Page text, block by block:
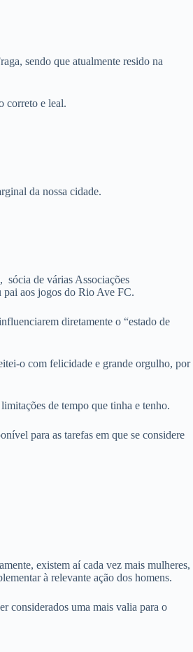
sendo que atualmente resido na
correto e leal.
da nossa cidade.
sócia de várias Associações
pai aos jogos do Rio Ave FC.
diretamente o “estado de
o com felicidade e grande orgulho, por
de tempo que tinha e tenho.
para as tarefas em que se considere
existem aí cada vez mais mulheres,
à relevante ação dos homens.
considerados uma mais valia para o